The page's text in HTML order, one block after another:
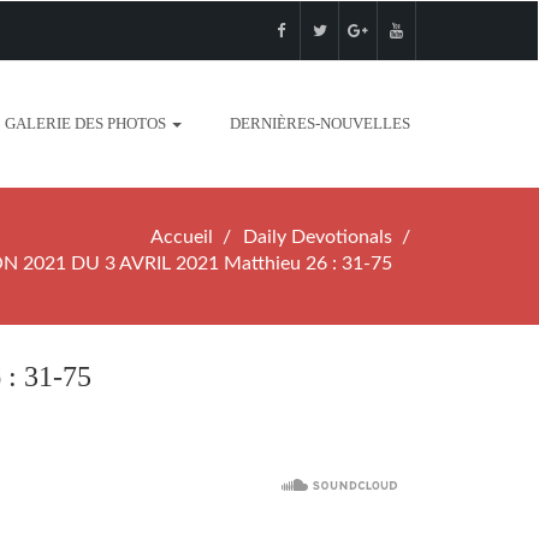
GALERIE DES PHOTOS DERNIÈRES-NOUVELLES
Accueil
Daily Devotionals
2021 DU 3 AVRIL 2021 Matthieu 26 : 31-75
31-75